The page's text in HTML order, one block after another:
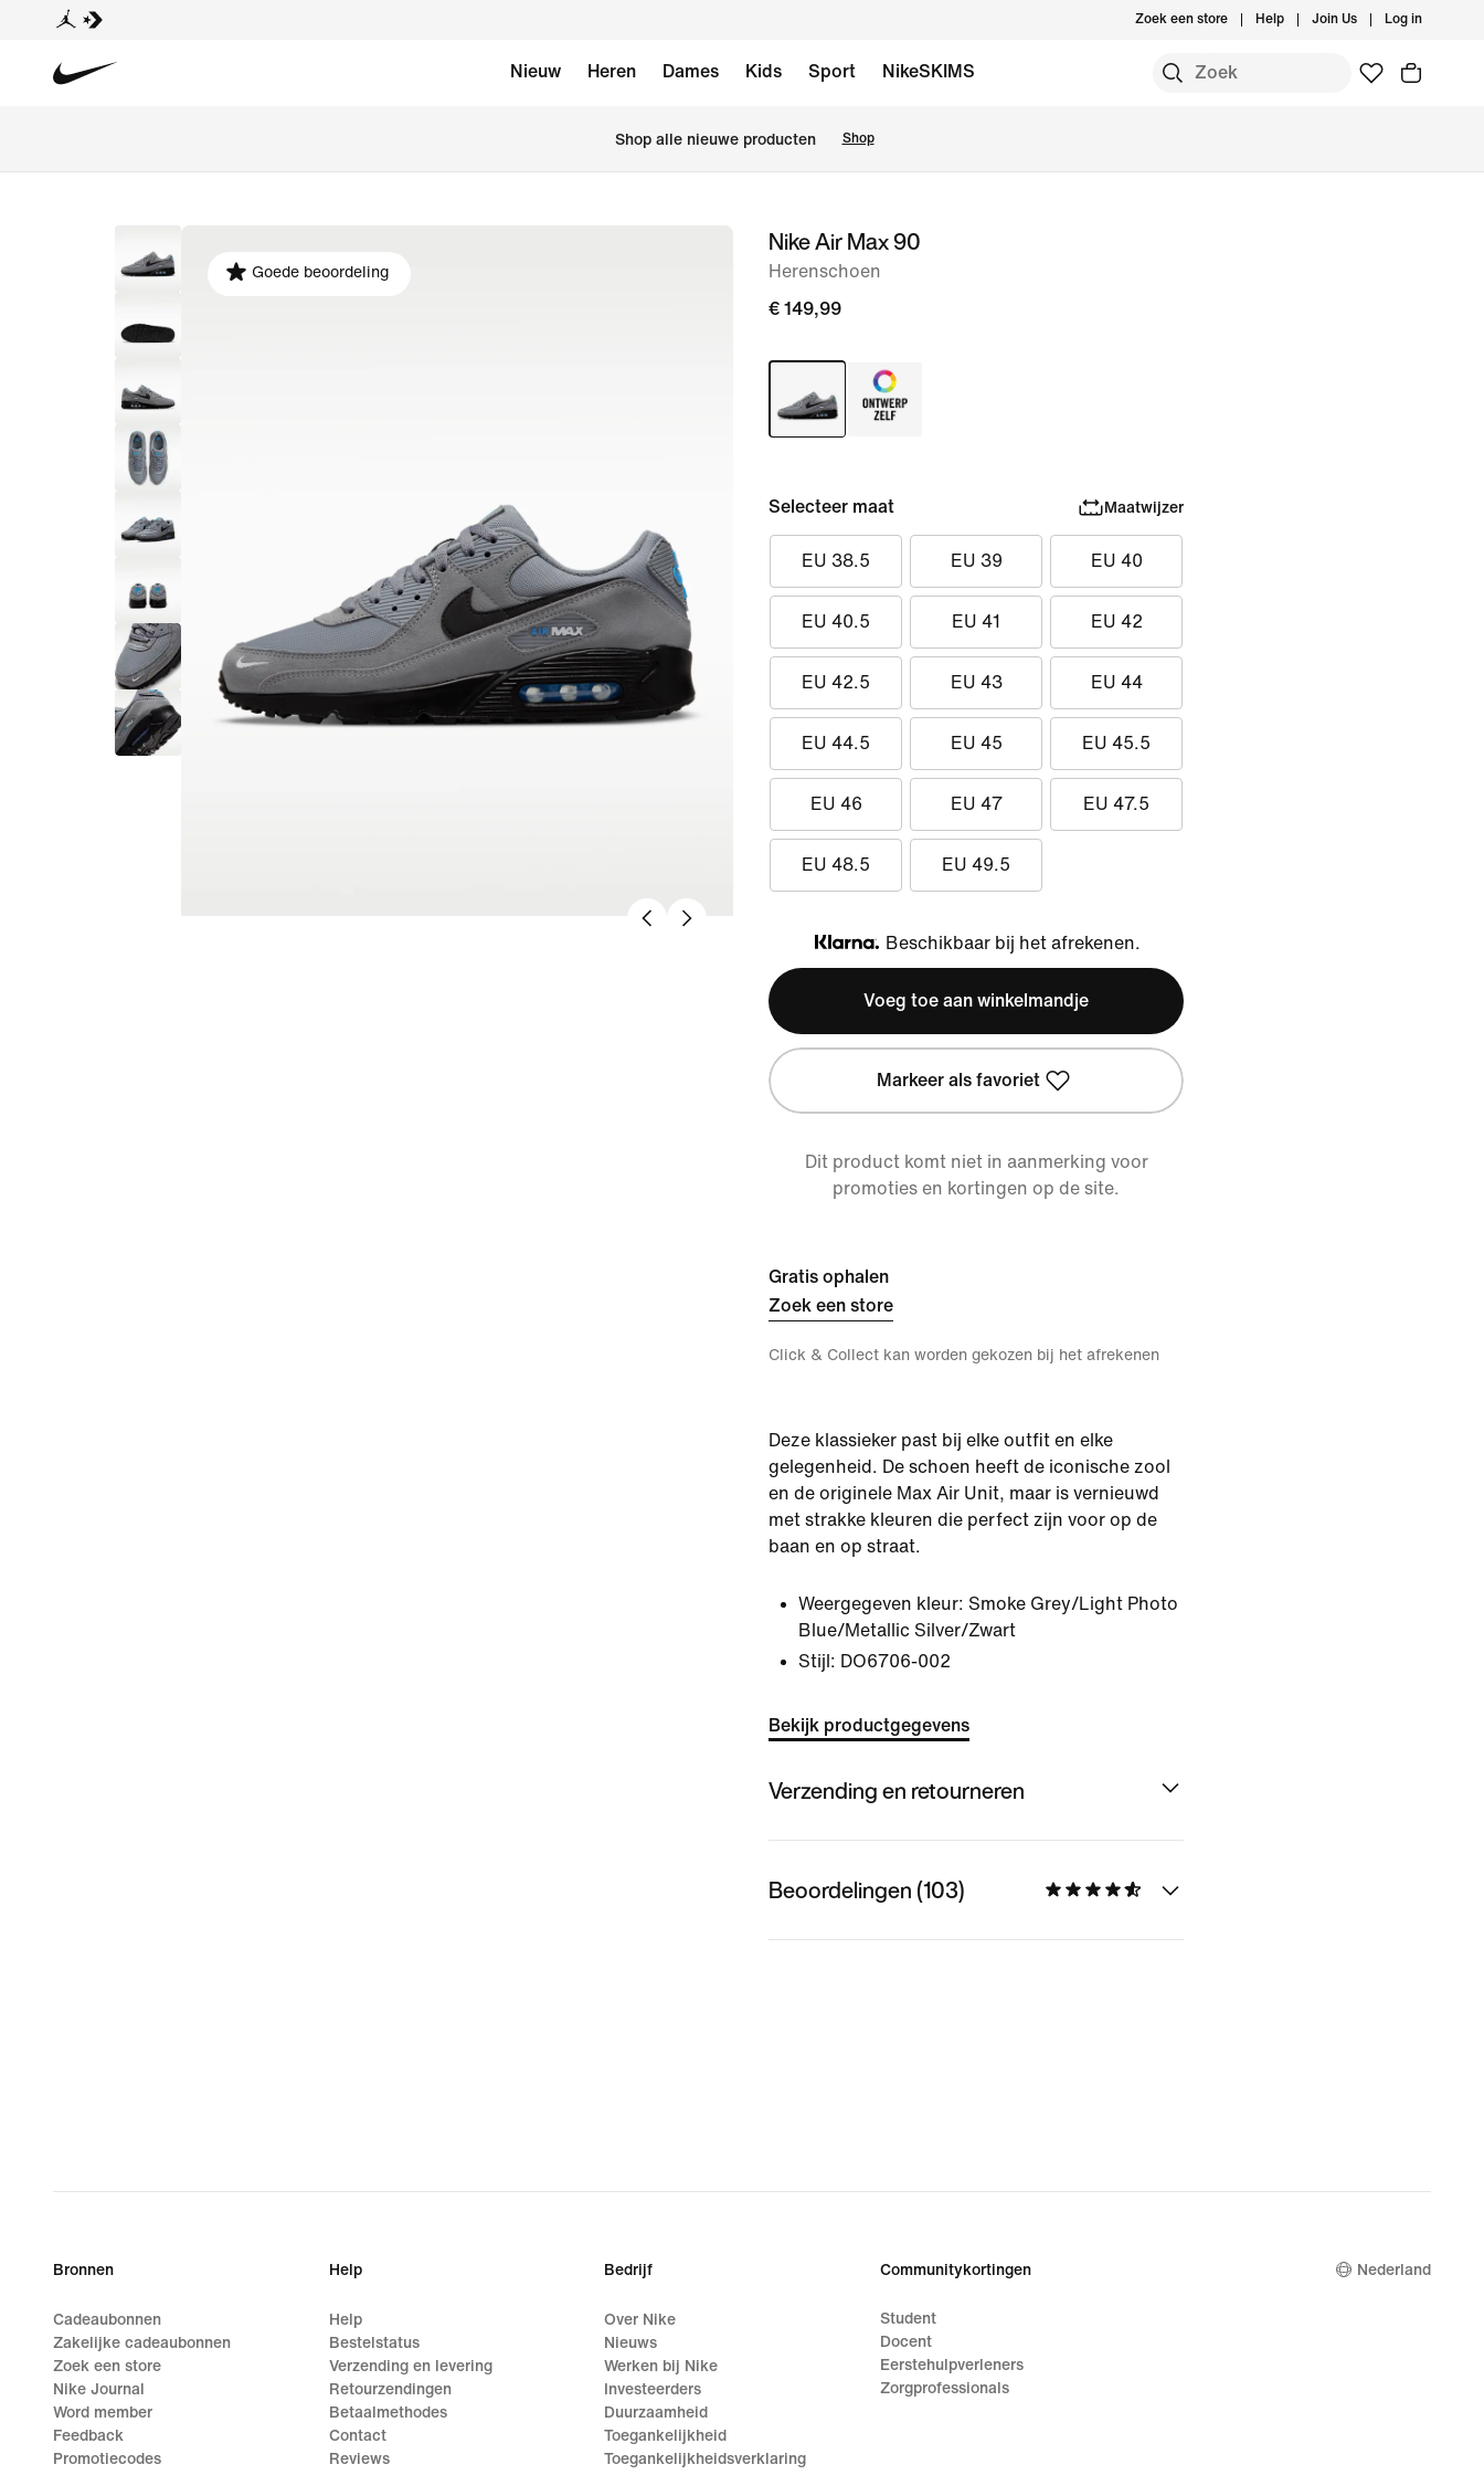
Zoek een store Help Join Us Log in
Nieuw Heren Dames Kids Sport NikeSKIMS
Shop alle nieuwe producten Shop
afbeelding
Goede beoordeling
Nike Air Max 90
Herenschoen
€ 149,99
Selecteer maat Maatwijzer
EU 38.5 EU 39 EU 40
EU 40.5 EU 41 EU 42
EU 42.5 EU 43 EU 44
EU 44.5 EU 45 EU 45.5
EU 46 EU 47 EU 47.5
EU 48.5 EU 49.5
Klarna
Beschikbaar bij het afrekenen.
Voeg toe aan winkelmandje
Markeer als favoriet
Dit product komt niet in aanmerking voor
promoties en kortingen op de site.
Gratis ophalen
Zoek een store
Click & Collect kan worden gekozen bij het afrekenen
Deze klassieker past bij elke outfit en elke
gelegenheid. De schoen heeft de iconische zool
en de originele Max Air Unit, maar is vernieuwd
met strakke kleuren die perfect zijn voor op de
baan en op straat.
Weergegeven kleur: Smoke Grey/Light Photo
Blue/Metallic Silver/Zwart
Stijl: DO6706-002
Bekijk productgegevens
Verzending en retourneren
Beoordelingen (103)
Bronnen
Cadeaubonnen
Zakelijke cadeaubonnen
Zoek een store
Nike Journal
Word member
Feedback
Promotiecodes
Help
Help
Bestelstatus
Verzending en levering
Retourzendingen
Betaalmethodes
Contact
Reviews
Bedrijf
Over Nike
Nieuws
Werken bij Nike
Investeerders
Duurzaamheid
Toegankelijkheid
Toegankelijkheidsverklaring
Communitykortingen
Student
Docent
Eerstehulpverleners
Zorgprofessionals
Nederland